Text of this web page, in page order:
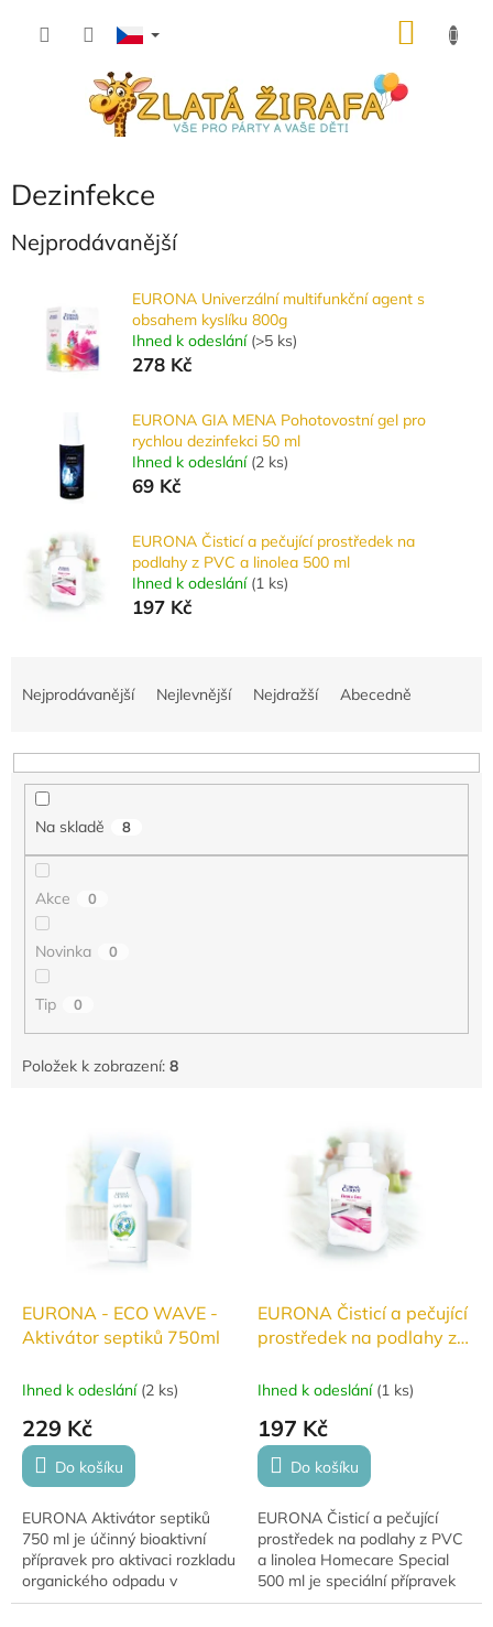
Dezinfekce
Nejprodávanější
EURONA Univerzální multifunkční agent s
obsahem kyslíku 800g
Ihned k odeslání (>5 ks)
278 Kč
EURONA GIA MENA Pohotovostní gel pro
rychlou dezinfekci 50 ml
Ihned k odeslání (2 ks)
69 Kč
EURONA Čisticí a pečující prostředek na
podlahy z PVC a linolea 500 ml
Ihned k odeslání (1 ks)
197 Kč
n
Nejprodávanější Nejlevnější Nejdražší Abecedně
Na skladě 8
Akce 0
Novinka 0
Tip 0
Položek k zobrazení: 8
u
EURONA - ECO WAVE -
Aktivátor septiků 750ml
Ihned k odeslání (2 ks)
229 Kč
Do košíku
EURONA Aktivátor septiků
750 ml je účinný bioaktivní
přípravek pro aktivaci rozkladu
organického odpadu v
septicích a žumpách. Pomáhá
EURONA Čisticí a pečující
prostředek na podlahy z
Ihned k odeslání (1 ks)
197 Kč
Do košíku
EURONA Čisticí a pečující
prostředek na podlahy z PVC
a linolea Homecare Special
500 ml je speciální přípravek
pro důkladné čištění a